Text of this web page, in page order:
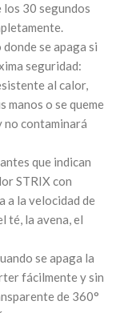
30 segundos
se apaga si
seguridad:
al calor,
manos o se queme
no contaminará
que indican
STRIX con
a la velocidad de
té, la avena, el
se apaga la
fácilmente y sin
de 360°